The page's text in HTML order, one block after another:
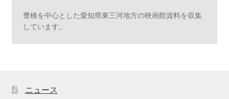
豊橋を中心とした愛知県東三河地方の映画館資料を収集
しています。
ニュース